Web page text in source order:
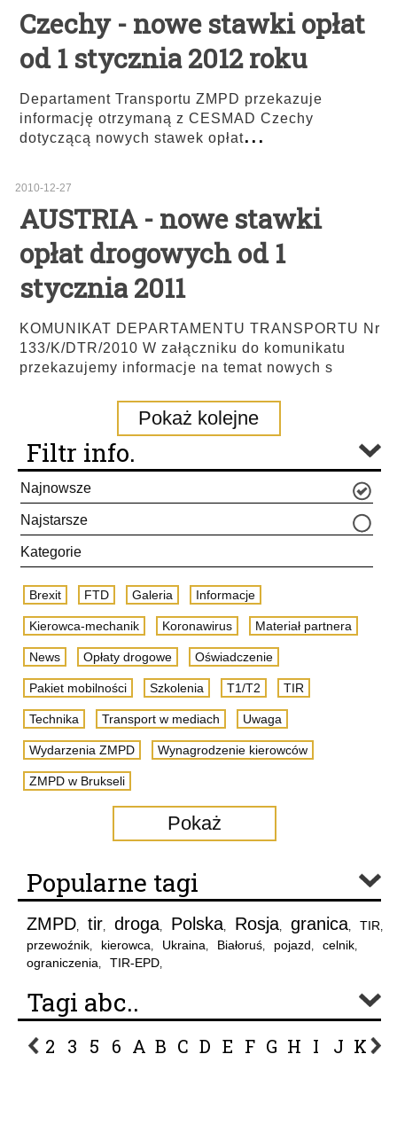
Czechy - nowe stawki opłat
od 1 stycznia 2012 roku
Departament Transportu ZMPD przekazuje
informację otrzymaną z CESMAD Czechy
dotyczącą nowych stawek opłat...
2010-12-27
AUSTRIA - nowe stawki
opłat drogowych od 1
stycznia 2011
KOMUNIKAT DEPARTAMENTU TRANSPORTU Nr
133/K/DTR/2010 W załączniku do komunikatu
przekazujemy informacje na temat nowych s
Pokaż kolejne
Filtr info.
Najnowsze
Najstarsze
Kategorie
Brexit FTD Galeria Informacje
Kierowca-mechanik Koronawirus Materiał partnera
News Opłaty drogowe Oświadczenie
Pakiet mobilności Szkolenia T1/T2 TIR
Technika Transport w mediach Uwaga
Wydarzenia ZMPD Wynagrodzenie kierowców
ZMPD w Brukseli
Pokaż
Popularne tagi
ZMPD, tir, droga, Polska, Rosja, granica, TIR,
przewoźnik, kierowca, Ukraina, Białoruś, pojazd, celnik,
ograniczenia, TIR-EPD,
Tagi abc..
2 3 5 6 A B C D E F G H I J K L